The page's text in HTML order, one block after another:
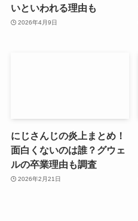
いといわれる理由も
2026年4月9日
にじさんじの炎上まとめ！
面白くないのは誰？グウェ
ルの卒業理由も調査
2026年2月21日